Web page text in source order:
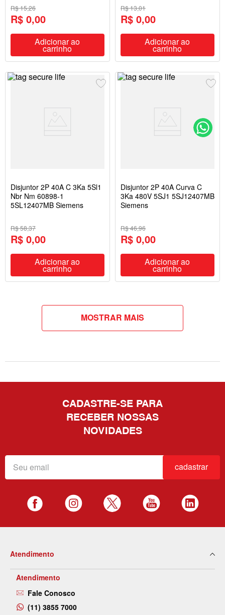
R$ 15,26
R$ 0,00
Adicionar ao
carrinho
R$ 13,01
R$ 0,00
Adicionar ao
carrinho
Disjuntor 2P 40A C 3Ka 5Sl1
Nbr Nm 60898-1
5SL12407MB Siemens
R$ 58,37
R$ 0,00
Adicionar ao
carrinho
Disjuntor 2P 40A Curva C
3Ka 480V 5SJ1 5SJ12407MB
Siemens
R$ 46,96
R$ 0,00
Adicionar ao
carrinho
MOSTRAR MAIS
CADASTRE-SE PARA
RECEBER NOSSAS
NOVIDADES
cadastrar
Atendimento
Atendimento
Fale Conosco
(11) 3855 7000